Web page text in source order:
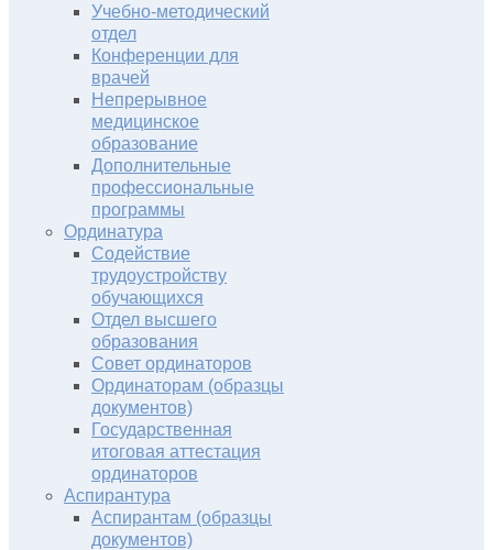
Учебно-методический
отдел
Конференции для
врачей
Непрерывное
медицинское
образование
Дополнительные
профессиональные
программы
Ординатура
Содействие
трудоустройству
обучающихся
Отдел высшего
образования
Совет ординаторов
Ординаторам (образцы
документов)
Государственная
итоговая аттестация
ординаторов
Аспирантура
Аспирантам (образцы
документов)